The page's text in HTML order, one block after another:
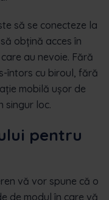
să se conecteze la
obțină acces în
au nevoie. Fără
întors cu biroul, fără
mobilă ușor de
singur loc.
pentru
vă vor spune că o
de modul în care vă